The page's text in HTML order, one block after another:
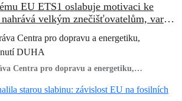
EU ETS1 oslabuje motivaci ke
velkým znečišťovatelům, varují
Centra pro dopravu a energetiku,
DUHA
Centra pro dopravu a energetiku,
DUHA